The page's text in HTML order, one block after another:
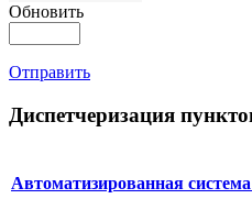
Обновить
Отправить
Диспетчеризация
Автоматизированная